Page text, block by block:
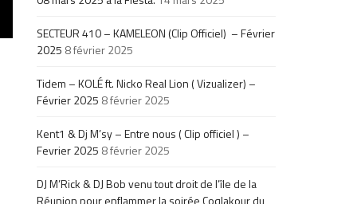
SECTEUR 410 – KAMELEON (Clip Officiel) – Février
2025 8 février 2025
Tidem – KOLÉ ft. Nicko Real Lion ( Vizualizer) –
Février 2025 8 février 2025
Kent1 & Dj M’sy – Entre nous ( Clip officiel ) –
Fevrier 2025 8 février 2025
DJ M’Rick & DJ Bob venu tout droit de l’île de la
Réunion pour enflammer la soirée Coqlakour du